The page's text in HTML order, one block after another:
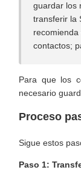
guardar los
transferir la
contactos;
Para que los
necesario
Proceso
Sigue estos
Paso 1: